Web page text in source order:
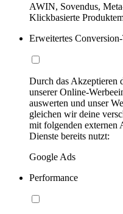
AWIN, Sovendus,
Klickbasierte
Erweitertes
Durch das Akzeptieren
unserer Online-
auswerten und unser
gleichen wir deine
mit folgenden externen
Dienste bereits nutzt:
Google Ads
Performance